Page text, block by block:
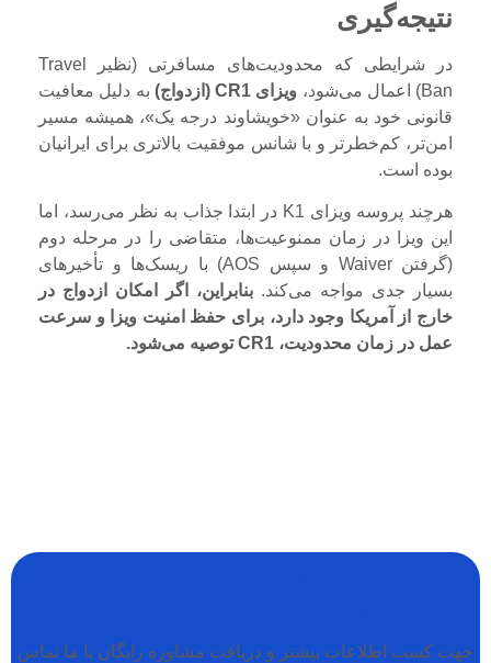
نتیجه‌گیری
در شرایطی که محدودیت‌های مسافرتی (نظیر Travel
Ban) اعمال می‌شود،
ویزای CR1 (ازدواج)
به دلیل معافیت
قانونی خود به عنوان «خویشاوند درجه یک»، همیشه مسیر
امن‌تر، کم‌خطرتر و با شانس موفقیت بالاتری برای ایرانیان
بوده است.
هرچند پروسه ویزای K1 در ابتدا جذاب به نظر می‌رسد، اما
این ویزا در زمان ممنوعیت‌ها، متقاضی را در مرحله دوم
(گرفتن Waiver و سپس AOS) با ریسک‌ها و تأخیرهای
بسیار جدی مواجه می‌کند. بنابراین، اگر امکان ازدواج در
خارج از آمریکا وجود دارد، برای حفظ امنیت ویزا و سرعت
عمل در زمان محدودیت، CR1 توصیه می‌شود.
جهت کسب اطلاعات بیشتر و دریافت مشاوره رایگان با ما تماس